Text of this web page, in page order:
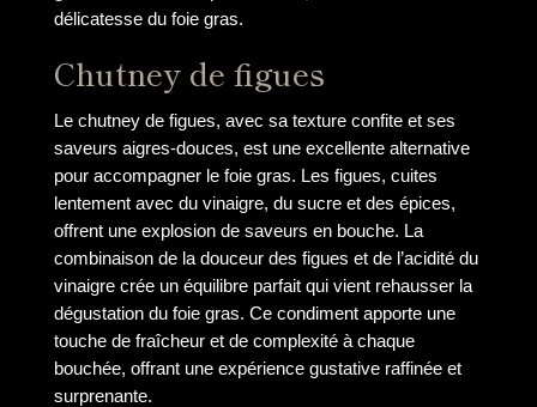
délicatesse du foie gras.
Chutney de figues
Le chutney de figues, avec sa texture confite et ses
saveurs aigres-douces, est une excellente alternative
pour accompagner le foie gras. Les figues, cuites
lentement avec du vinaigre, du sucre et des épices,
offrent une explosion de saveurs en bouche. La
combinaison de la douceur des figues et de l’acidité du
vinaigre crée un équilibre parfait qui vient rehausser la
dégustation du foie gras. Ce condiment apporte une
touche de fraîcheur et de complexité à chaque
bouchée, offrant une expérience gustative raffinée et
surprenante.